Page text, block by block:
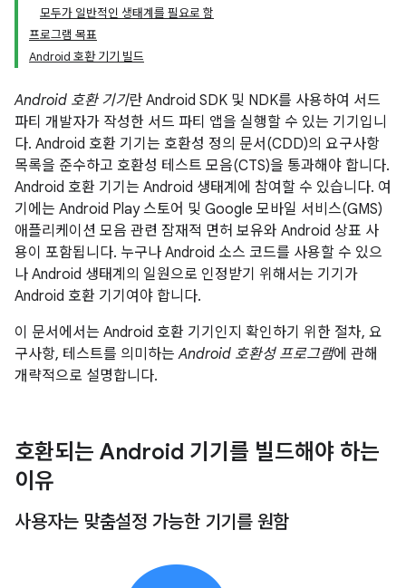
모두가 일반적인 생태계를 필요로 함
프로그램 목표
Android 호환 기기 빌드
Android 호환 기기란 Android SDK 및 NDK를 사용하여 서드
파티 개발자가 작성한 서드 파티 앱을 실행할 수 있는 기기입니
다. Android 호환 기기는 호환성 정의 문서(CDD)의 요구사항
목록을 준수하고 호환성 테스트 모음(CTS)을 통과해야 합니다.
Android 호환 기기는 Android 생태계에 참여할 수 있습니다. 여
기에는 Android Play 스토어 및 Google 모바일 서비스(GMS)
애플리케이션 모음 관련 잠재적 면허 보유와 Android 상표 사
용이 포함됩니다. 누구나 Android 소스 코드를 사용할 수 있으
나 Android 생태계의 일원으로 인정받기 위해서는 기기가
Android 호환 기기여야 합니다.
이 문서에서는 Android 호환 기기인지 확인하기 위한 절차, 요
구사항, 테스트를 의미하는Android 호환성 프로그램에 관해
개략적으로 설명합니다.
호환되는 Android 기기를 빌드해야 하는
이유
사용자는 맞춤설정 가능한 기기를 원함